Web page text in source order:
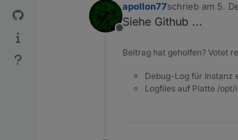
Offline
apollon77schrieb am 5.
zuletzt editiert
Siehe Github ...
Beitrag hat geholfen? Votet
Debug-Log für Instanz
Logfiles auf Platte /